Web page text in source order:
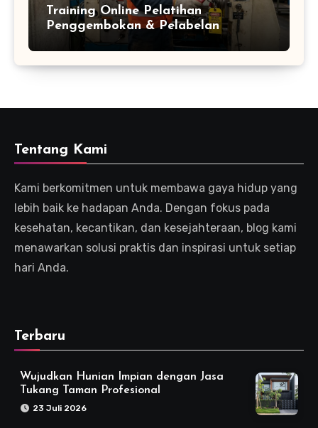
Training Online Pelatihan
Penggembokan & Pelabelan
Tentang Kami
Kami berkomitmen untuk membawa gaya hidup yang
lebih baik ke hadapan Anda. Dengan fokus pada
kesehatan, kecantikan, dan kesejahteraan, blog kami
menawarkan solusi praktis dan inspirasi untuk setiap
hari Anda.
Terbaru
Wujudkan Hunian Impian dengan Jasa
Tukang Taman Profesional
23 Juli 2026